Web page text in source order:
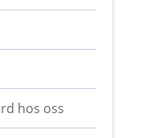
hos oss